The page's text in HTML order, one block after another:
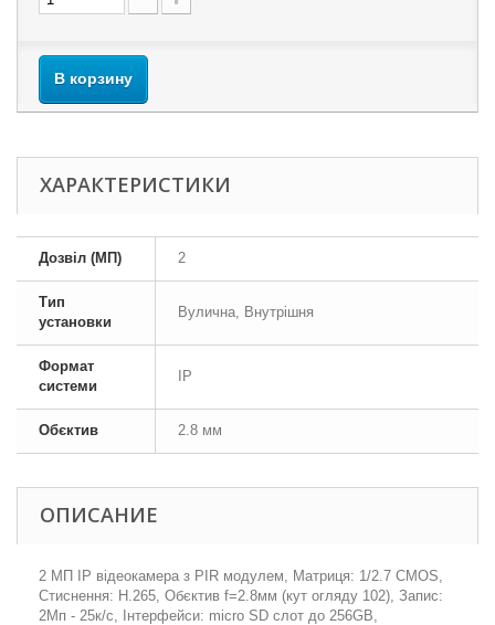
В корзину
ХАРАКТЕРИСТИКИ
Дозвіл (МП) 2
Тип
установки
Вулична, Внутрішня
Формат
системи
IP
Обєктив 2.8 мм
ОПИСАНИЕ
2 МП IP відеокамера з PIR модулем, Матриця: 1/2.7 CMOS,
Стиснення: H.265, Обєктив f=2.8мм (кут огляду 102), Запис:
2Мп - 25к/с, Інтерфейси: micro SD слот до 256GB,